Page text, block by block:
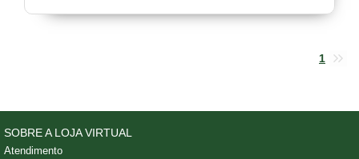
1
SOBRE A LOJA VIRTUAL
Atendimento